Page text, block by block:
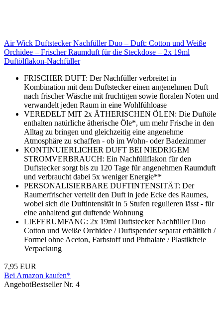
Air Wick Duftstecker Nachfüller Duo – Duft: Cotton und Weiße
Orchidee – Frischer Raumduft für die Steckdose – 2x 19ml
Duftölflakon-Nachfüller
FRISCHER DUFT: Der Nachfüller verbreitet in
Kombination mit dem Duftstecker einen angenehmen Duft
nach frischer Wäsche mit fruchtigen sowie floralen Noten und
verwandelt jeden Raum in eine Wohlfühloase
VEREDELT MIT 2x ÄTHERISCHEN ÖLEN: Die Duftöle
enthalten natürliche ätherische Öle*, um mehr Frische in den
Alltag zu bringen und gleichzeitig eine angenehme
Atmosphäre zu schaffen - ob im Wohn- oder Badezimmer
KONTINUIERLICHER DUFT BEI NIEDRIGEM
STROMVERBRAUCH: Ein Nachfüllflakon für den
Duftstecker sorgt bis zu 120 Tage für angenehmen Raumduft
und verbraucht dabei 5x weniger Energie**
PERSONALISIERBARE DUFTINTENSITÄT: Der
Raumerfrischer verteilt den Duft in jede Ecke des Raumes,
wobei sich die Duftintensität in 5 Stufen regulieren lässt - für
eine anhaltend gut duftende Wohnung
LIEFERUMFANG: 2x 19ml Duftstecker Nachfüller Duo
Cotton und Weiße Orchidee / Duftspender separat erhältlich /
Formel ohne Aceton, Farbstoff und Phthalate / Plastikfreie
Verpackung
7,95 EUR
Bei Amazon kaufen*
AngebotBestseller Nr. 4